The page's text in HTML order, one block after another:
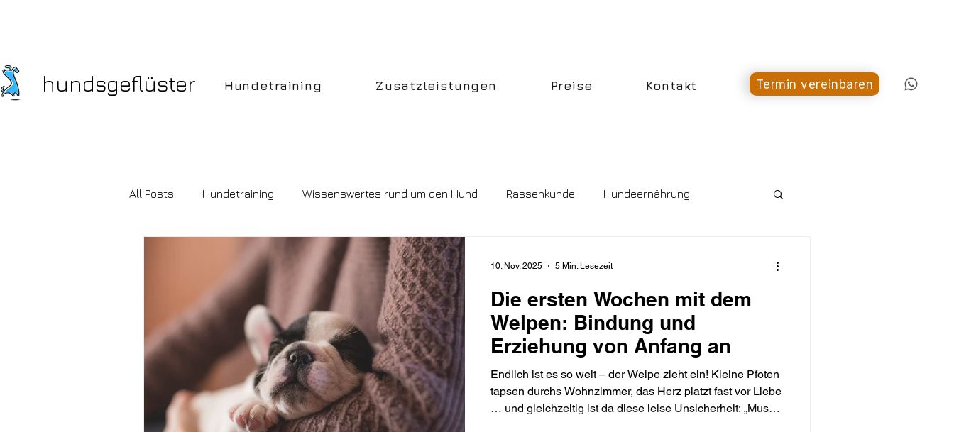
hundsgeflüster Hundetraining Zusatzleistungen Preise Kontakt Termin vereinbaren
All Posts Hundetraining Wissenswertes rund um den Hund Rassenkunde Hundeernährung
Die ersten Wochen mit dem
Welpen: Bindung und
Erziehung von Anfang an
Endlich ist es so weit – der Welpe zieht ein! Kleine Pfoten
tapsen durchs Wohnzimmer, das Herz platzt fast vor Liebe
… und gleichzeitig ist da diese leise Unsicherheit: „Muss
10. Nov. 2025 5 Min. Lesezeit